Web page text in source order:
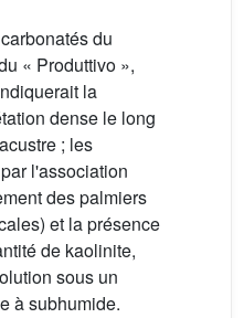
du
« Produttivo »,
la
dense le long
; les
l'association
des palmiers
et la présence
de kaolinite,
sous un
à subhumide.